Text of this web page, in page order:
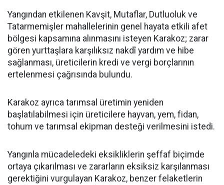
Yangından etkilenen Kavşit, Mutaflar, Dutluoluk ve
Tatarmemişler mahallelerinin genel hayata etkili afet
bölgesi kapsamına alınmasını isteyen Karakoz; zarar
gören yurttaşlara karşılıksız nakdî yardım ve hibe
sağlanması, üreticilerin kredi ve vergi borçlarının
ertelenmesi çağrısında bulundu.
Karakoz ayrıca tarımsal üretimin yeniden
başlatılabilmesi için üreticilere hayvan, yem, fidan,
tohum ve tarımsal ekipman desteği verilmesini istedi.
Yangınla mücadeledeki eksikliklerin şeffaf biçimde
ortaya çıkarılması ve zararların eksiksiz karşılanması
gerektiğini vurgulayan Karakoz, benzer felaketlerin